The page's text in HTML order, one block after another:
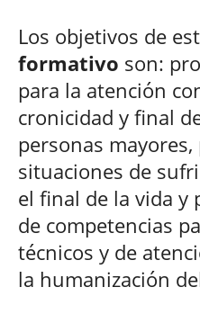
Los objetivos de
formativo son:
para la atención
cronicidad y final
personas
situaciones de
el final de la vida y
de competencias
técnicos y de
la humanización